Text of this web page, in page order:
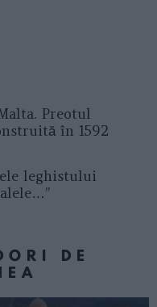
Preotul
în 1592
leghistului
DE